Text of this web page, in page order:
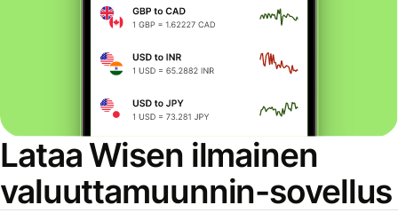
Lataa Wisen ilmainen
valuuttamuunnin-sovellus